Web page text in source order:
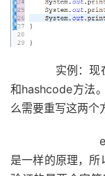
实例：现在来
和hashcode方法
么需要重写这两个
equals方法
是一样的原理，